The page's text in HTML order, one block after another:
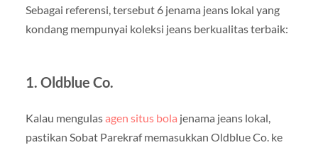
Sebagai referensi, tersebut 6 jenama jeans lokal yang
kondang mempunyai koleksi jeans berkualitas terbaik:
1. Oldblue Co.
Kalau mengulasagen situs bola jenama jeans lokal,
pastikan Sobat Parekraf memasukkan Oldblue Co. ke